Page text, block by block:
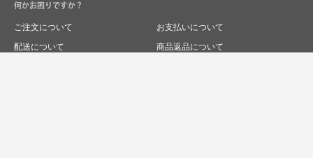
何かお困りですか？
ご注文について
お支払いについて
配送について
商品返品について